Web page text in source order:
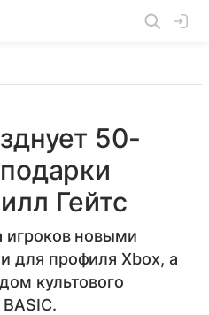
50-
Гейтс
игроков новыми
для профиля Xbox, а
культового